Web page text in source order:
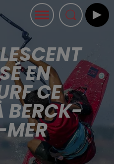
EN
CE
BERCK-